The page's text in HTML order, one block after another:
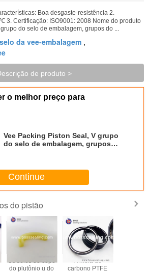
Boa desgaste-resistência 2.
3. Certificação: ISO9001: 2008 Nome do produto
do selo de embalagem, grupos do ...
selo da vee-embalagem ,
de produto >
o melhor preço para
Vee Packing Piston Seal, V grupo
do selo de embalagem, grupos
Continue
do pistão
Os selos do copo
do plutônio u do
A mola do
carbono PTFE